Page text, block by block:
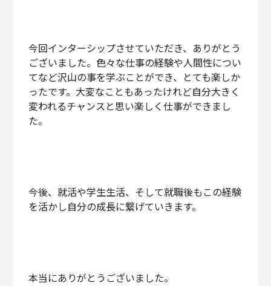
今回インターシップさせていただき、ありがとう
ございました。色々な仕事の経験や人間性につい
てなど沢山の事を学ぶことができ、とても楽しか
ったです。大変なこともあったけれど自分大きく
変われるチャンスと思い楽しく仕事ができまし
た。
今後、就活や学生生活、そして就職後もこの経験
を活かし自分の成長に繋げていきます。
本当にありがとうございました。